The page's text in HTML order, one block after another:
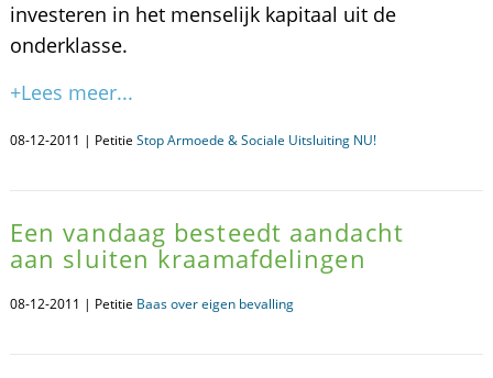
investeren in het menselijk kapitaal uit de
onderklasse.
+Lees meer...
08-12-2011 | Petitie Stop Armoede & Sociale Uitsluiting NU!
Een vandaag besteedt aandacht
aan sluiten kraamafdelingen
08-12-2011 | Petitie Baas over eigen bevalling